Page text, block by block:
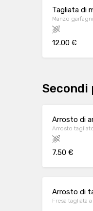
Tagliata di
Manzo
12.00 €
Arrosto di
Arrosto
7.50 €
Arrosto di
Fresa tagliata